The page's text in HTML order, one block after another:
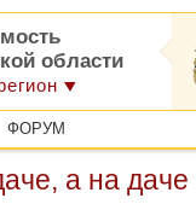
области
ФОРУМ
а на